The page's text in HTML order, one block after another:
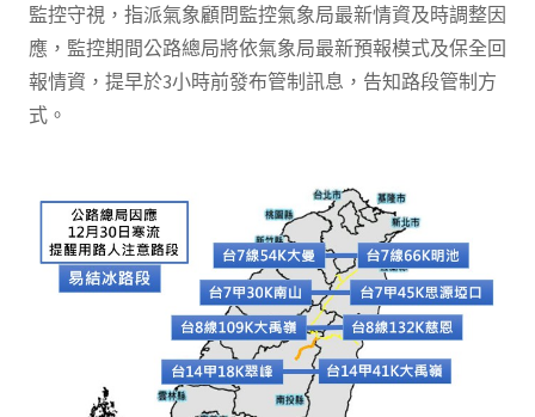
監控守視，指派氣象顧問監控氣象局最新情資及時調整因
應，監控期間公路總局將依氣象局最新預報模式及保全回
報情資，提早於3小時前發布管制訊息，告知路段管制方
式。